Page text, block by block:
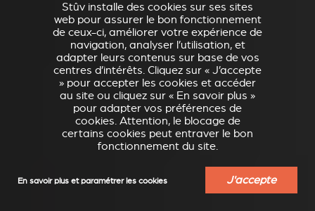
Stûv installe des cookies sur ses sites
web pour assurer le bon fonctionnement
de ceux-ci, améliorer votre expérience de
navigation, analyser l’utilisation, et
adapter leurs contenus sur base de vos
centres d’intérêts. Cliquez sur « J’accepte
» pour accepter les cookies et accéder
au site ou cliquez sur « En savoir plus »
pour adapter vos préférences de
cookies. Attention, le blocage de
certains cookies peut entraver le bon
fonctionnement du site.
En savoir plus et paramétrer les cookies J'accepte